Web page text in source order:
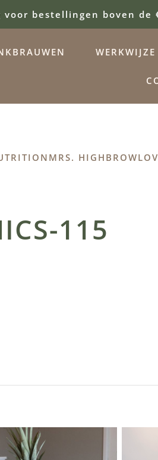
bestellingen boven de
WERKWIJZE
MRS. HIGHBROW
115